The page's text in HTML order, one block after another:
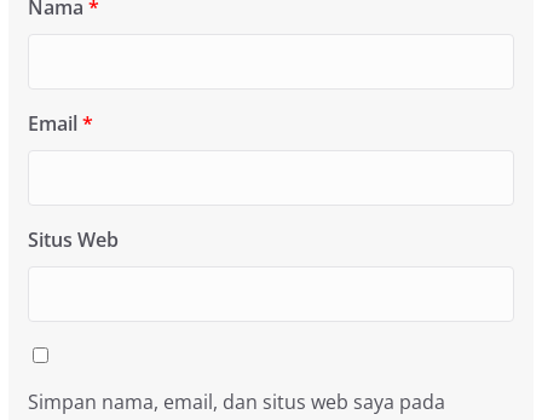
Nama *
Email*
Situs Web
Simpan nama, email, dan situs web saya pada